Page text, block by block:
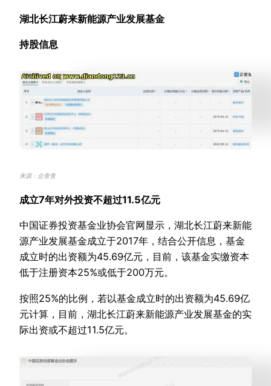
湖北长江蔚来新能源产业发展基金
持股信息
来源：企查查
成立7年对外投资不超过11.5亿元
中国证券投资基金业协会官网显示，湖北长江蔚来新能
源产业发展基金成立于2017年，结合公开信息，基金
成立时的出资额为45.69亿元，目前，该基金实缴资本
低于注册资本25%或低于200万元。
按照25%的比例，若以基金成立时的出资额为45.69亿
元计算，目前，湖北长江蔚来新能源产业发展基金的实
际出资或不超过11.5亿元。